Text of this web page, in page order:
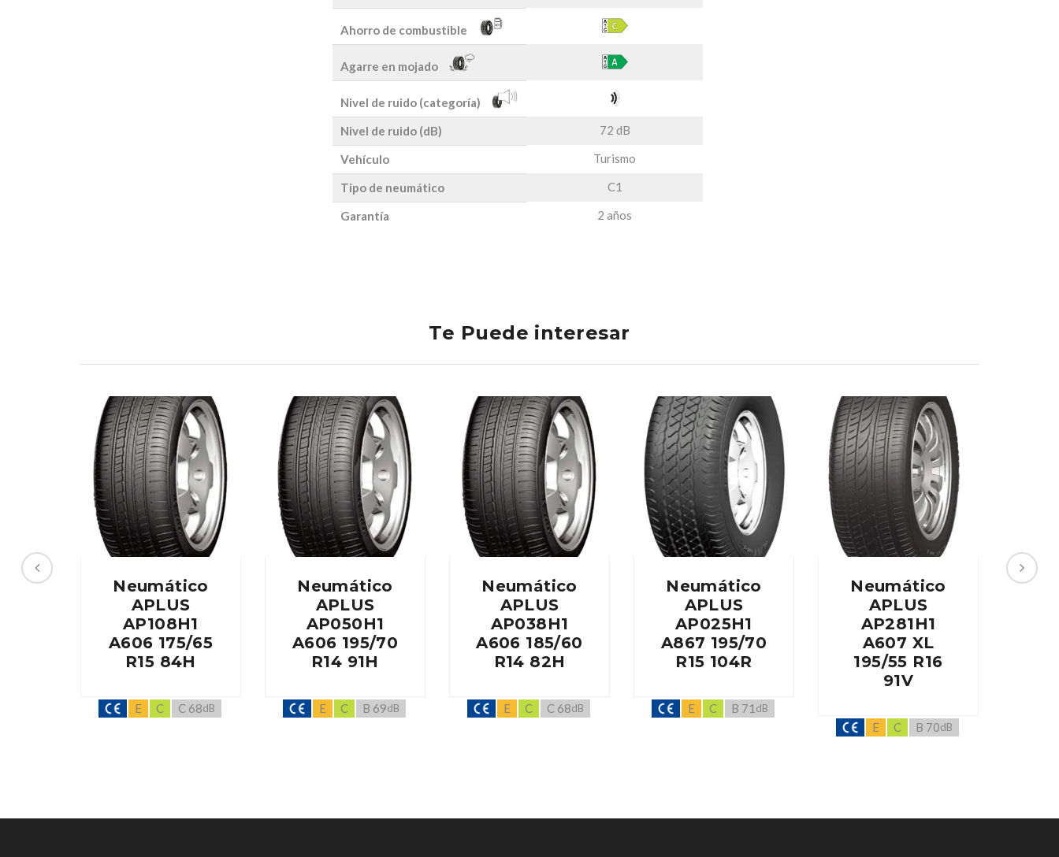
Ahorro de combustible
Agarre en mojado
Nivel de ruido (categoría)
Nivel de ruido (dB)
72 dB
Vehículo Turismo
Tipo de neumático C1
Garantía 2 años
Te Puede interesar
Neumático
APLUS
AP108H1
A606 175/65
R15 84H
E C C 68dB
Neumático
APLUS
AP050H1
A606 195/70
R14 91H
E C B 69dB
Neumático
APLUS
AP038H1
A606 185/60
R14 82H
E C C 68dB
Neumático
APLUS
AP025H1
A867 195/70
R15 104R
E C B 71 dB
Neumático
APLUS
AP281H1
A607 XL
195/55 R16
91V
E C B 70dB